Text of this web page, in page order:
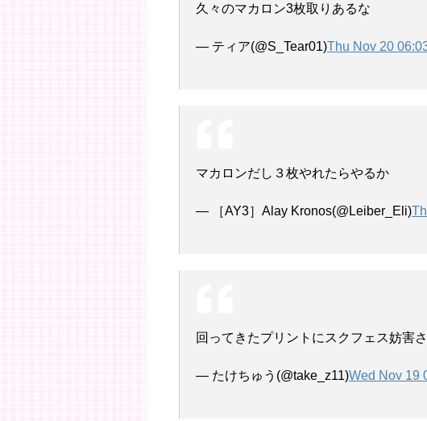
久々のマカロン3枚取りあるな
— ティア(@S_Tear01)Thu Nov 20
マカロンだし３枚やれたらやるか
— ［AY3］Alay Kronos(@Leiber_Eli)
回ってきたプリントにスクフェス妨害
— たけちゅう(@take_z11)Wed Nov 19